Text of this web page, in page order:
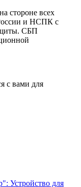
стороне всех
и НСПК с
СБП
с вами для
Устройство для